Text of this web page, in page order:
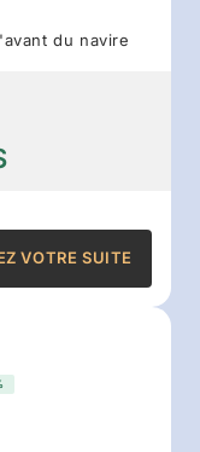
du navire
VOTRE SUITE